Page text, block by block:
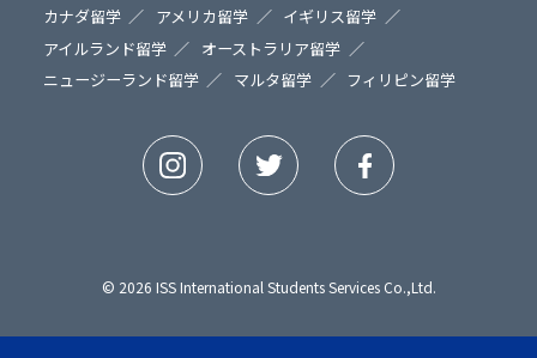
カナダ留学 アメリカ留学
イギリス留学
アイルランド留学
オーストラリア留学
ニュージーランド留学
マルタ留学 フィリピン留学
© 2026 ISS International Students Services Co.,Ltd.